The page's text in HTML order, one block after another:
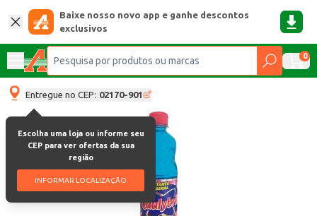
Baixe nosso novo app e ganhe descontos
exclusivos
0
Entregue no CEP: 02170-901
Escolha uma loja ou informe seu
CEP para ver ofertas da sua
região
INFORMAR LOCALIZAÇÃO